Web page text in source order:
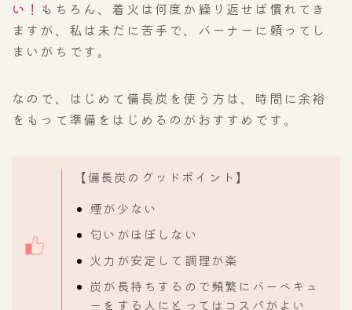
い！ もちろん、着火は何度か繰り返せば慣れてき
ますが、私は未だに苦手で、バーナーに頼ってし
まいがちです。
なので、はじめて備長炭を使う方は、時間に余裕
をもって準備をはじめるのがおすすめです。
【備長炭のグッドポイント】
煙が少ない
匂いがほぼしない
火力が安定して調理が楽
炭が長持ちするので頻繁にバーベキュ
ーをする人にとってはコスパがよい